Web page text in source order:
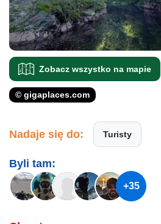
Zobacz wszystko na mapie
© gigaplaces.com
Nadaje się do: Turisty
Byli tam:
+35